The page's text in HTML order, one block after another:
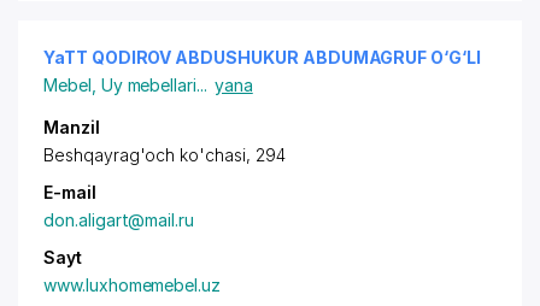
YaTT QODIROV ABDUSHUKUR ABDUMAGRUF O‘G‘LI
Mebel Uy mebellari... yana
Manzil
Beshqayrag'och ko'chasi, 294
E-mail
don.aligart@mail.ru
Sayt
www.luxhomemebel.uz